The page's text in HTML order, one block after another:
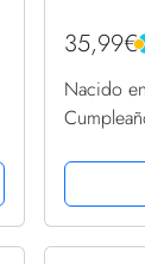
35,99€
Nacido